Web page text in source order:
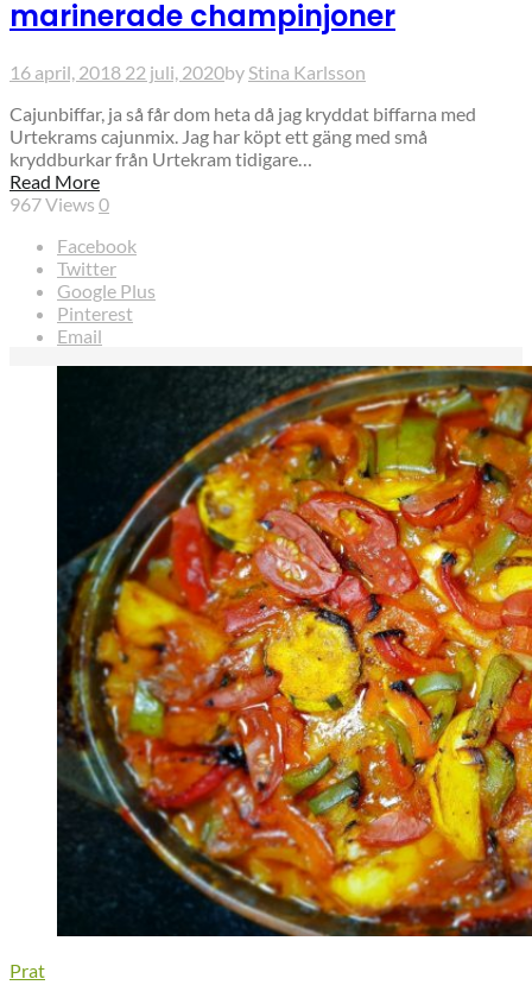
marinerade champinjoner
16 april, 2018 22 juli, 2020by Stina Karlsson
Cajunbiffar, ja så får dom heta då jag kryddat biffarna med
Urtekrams cajunmix. Jag har köpt ett gäng med små
kryddburkar från Urtekram tidigare…
Read More
967Views 0
Facebook
Twitter
Google Plus
Pinterest
Email
Prat